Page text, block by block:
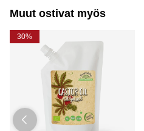
Muut ostivat myös
30%